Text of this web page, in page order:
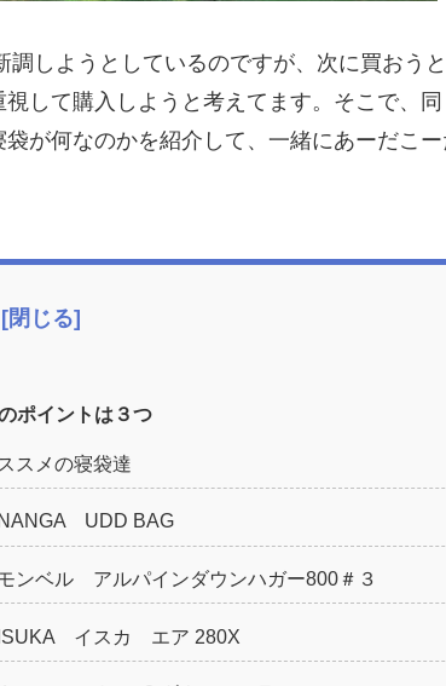
調しようとしているのですが、次に買おう
視して購入しようと考えてます。そこで、
袋が何なのかを紹介して、一緒にあーだこ
ポイントは３つ
スメの寝袋達
UDD BAG
ンベル アルパインダウンハガー800＃３
イスカ エア 280X